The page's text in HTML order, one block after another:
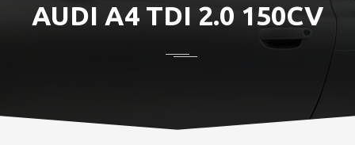
AUDI A4 TDI 2.0 150CV